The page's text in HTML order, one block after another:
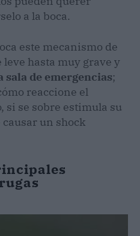
a la boca.
este mecanismo de
hasta muy grave y
de emergencias;
reaccione el
si se sobre estimula su
un shock